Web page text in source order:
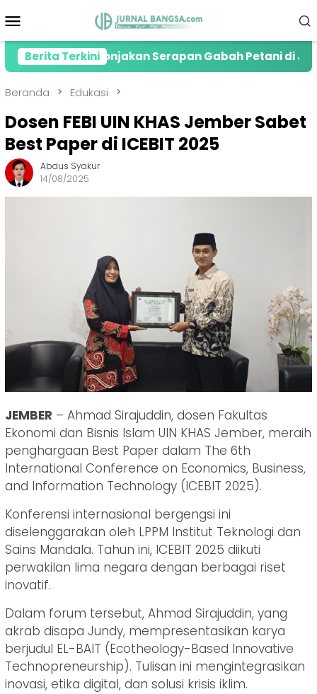
ke
Mobile
Berita Terkini
Lonjakan Serapan Gabah Petani di Jember
Beranda Edukasi
Dosen FEBI UIN KHAS Jember Sabet
Best Paper di ICEBIT 2025
Abdus Syakur
14/08/2025
JEMBER – Ahmad Sirajuddin, dosen Fakultas
Ekonomi dan Bisnis Islam UIN KHAS Jember, meraih
penghargaan Best Paper dalam The 6th
International Conference on Economics, Business,
and Information Technology (ICEBIT 2025).
Konferensi internasional bergengsi ini
diselenggarakan oleh LPPM Institut Teknologi dan
Sains Mandala. Tahun ini, ICEBIT 2025 diikuti
perwakilan lima negara dengan berbagai riset
inovatif.
Dalam forum tersebut, Ahmad Sirajuddin, yang
akrab disapa Jundy, mempresentasikan karya
berjudul EL-BAIT (Ecotheology-Based Innovative
Technopreneurship). Tulisan ini mengintegrasikan
inovasi, etika digital, dan solusi krisis iklim.